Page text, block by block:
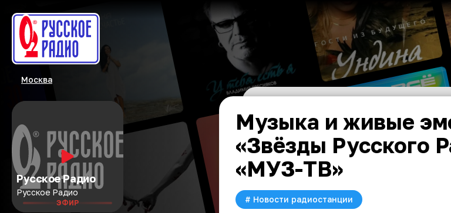
Москва
Русское Радио
Русское Радио
ЭФИР
Музыка и живые
«Звёзды Русского
«МУЗ-ТВ»
# Новости радиостанции